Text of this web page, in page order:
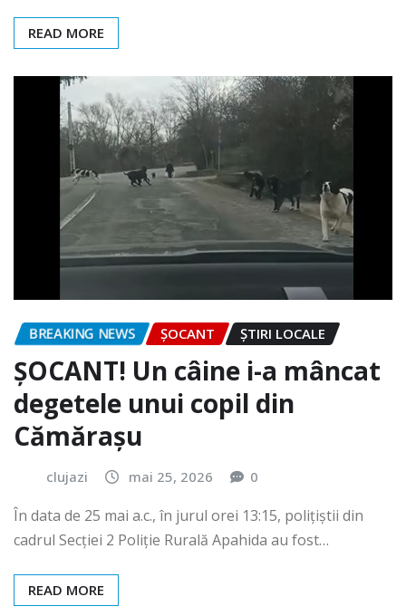
READ MORE
BREAKING NEWS ȘOCANT ȘTIRI LOCALE
ȘOCANT! Un câine i-a mâncat
degetele unui copil din
Cămărașu
clujazi mai 25, 2026 0
În data de 25 mai a.c., în jurul orei 13:15, polițiștii din
cadrul Secției 2 Poliție Rurală Apahida au fost…
READ MORE